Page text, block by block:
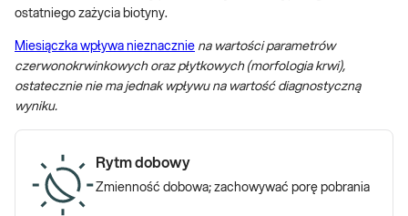
mogą również wynikać z innych chorób, które niezależnie od
człowieka. Dlatego też laboratoryjne badania skutków stresu dla
kobiet są jak najbardziej wskazane w przypadku występowania
niepokojących objawów, ale również profilaktycznie.
e-Pakiet badań stres - kobietauwzględnia badania laboratoryjne,
umożliwiające ogólną ocenę stanu zdrowia kobiety oraz ocenę
wpływu stresu na poszczególne układy i narządy. Zawarte w
ostatniego zażycia biotyny.
Miesiączka wpływa nieznacznie na wartości parametrów
czerwonokrwinkowych oraz płytkowych (morfologia krwi),
ostatecznie nie ma jednak wpływu na wartość diagnostyczną
wyniku.
Rytm dobowy
Zmienność dobowa; zachowywać porę pobrania